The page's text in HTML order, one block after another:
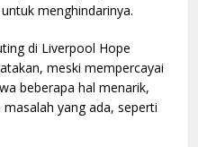
menghindarinya.
di Liverpool Hope
meski mempercayai
beberapa hal menarik,
yang ada, seperti